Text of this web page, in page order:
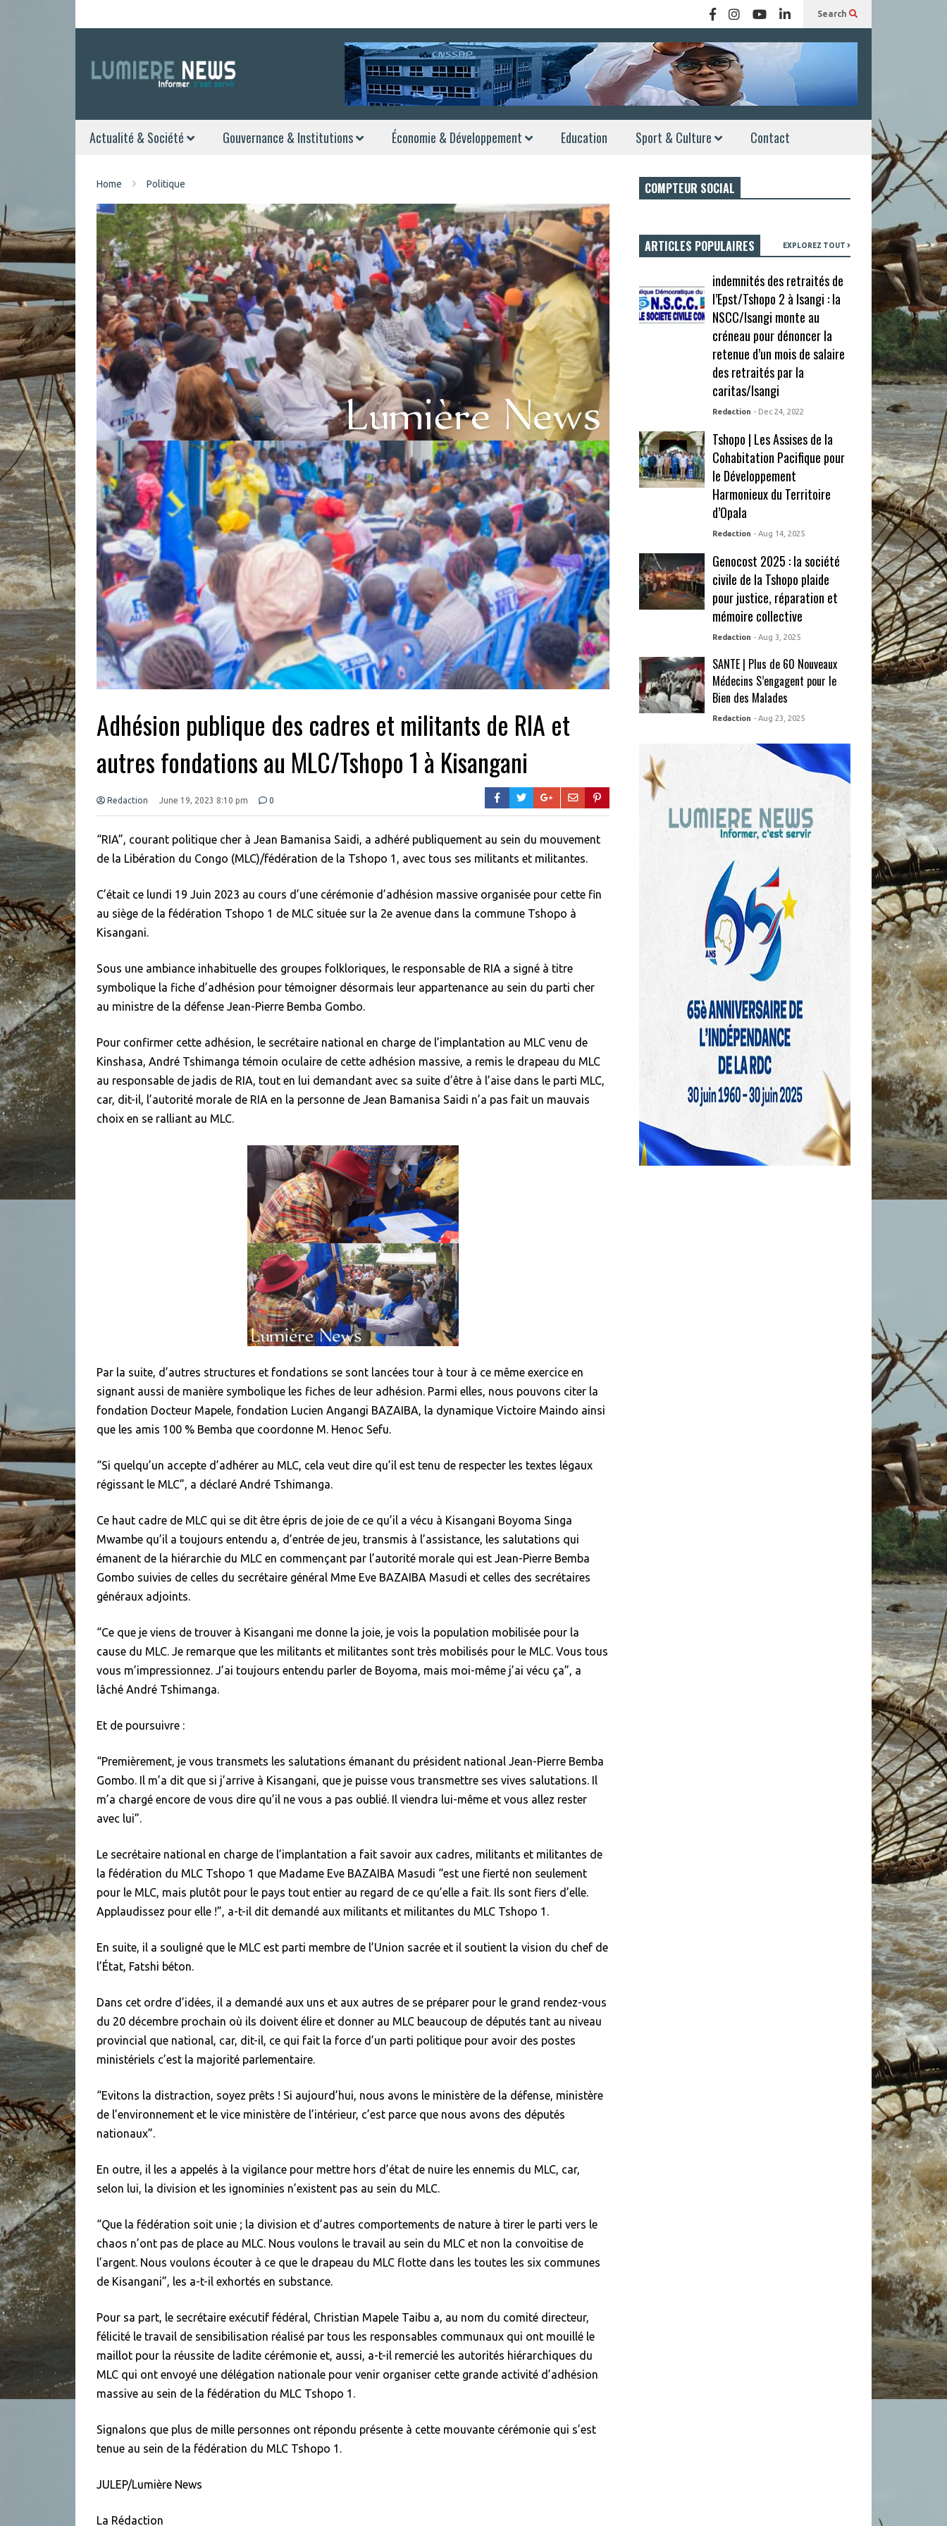
Search
Actualité & Société Gouvernance & Institutions Économie & Développement Education Sport & Culture Contact
Home Politique
Adhésion publique des cadres et militants de RIA et
autres fondations au MLC/Tshopo 1 à Kisangani
Redaction June 19, 2023 8:10 pm 0
“RIA”, courant politique cher à Jean Bamanisa Saidi, a adhéré publiquement au sein du mouvement
de la Libération du Congo (MLC)/fédération de la Tshopo 1, avec tous ses militants et militantes.
C’était ce lundi 19 Juin 2023 au cours d’une cérémonie d’adhésion massive organisée pour cette fin
au siège de la fédération Tshopo 1 de MLC située sur la 2e avenue dans la commune Tshopo à
Kisangani.
Sous une ambiance inhabituelle des groupes folkloriques, le responsable de RIA a signé à titre
symbolique la fiche d’adhésion pour témoigner désormais leur appartenance au sein du parti cher
au ministre de la défense Jean-Pierre Bemba Gombo.
Pour confirmer cette adhésion, le secrétaire national en charge de l’implantation au MLC venu de
Kinshasa, André Tshimanga témoin oculaire de cette adhésion massive, a remis le drapeau du MLC
au responsable de jadis de RIA, tout en lui demandant avec sa suite d’être à l’aise dans le parti MLC,
car, dit-il, l’autorité morale de RIA en la personne de Jean Bamanisa Saidi n’a pas fait un mauvais
choix en se ralliant au MLC.
Par la suite, d’autres structures et fondations se sont lancées tour à tour à ce même exercice en
signant aussi de manière symbolique les fiches de leur adhésion. Parmi elles, nous pouvons citer la
fondation Docteur Mapele, fondation Lucien Angangi BAZAIBA, la dynamique Victoire Maindo ainsi
que les amis 100 % Bemba que coordonne M. Henoc Sefu.
“Si quelqu’un accepte d’adhérer au MLC, cela veut dire qu’il est tenu de respecter les textes légaux
régissant le MLC”, a déclaré André Tshimanga.
Ce haut cadre de MLC qui se dit être épris de joie de ce qu’il a vécu à Kisangani Boyoma Singa
Mwambe qu’il a toujours entendu a, d’entrée de jeu, transmis à l’assistance, les salutations qui
émanent de la hiérarchie du MLC en commençant par l’autorité morale qui est Jean-Pierre Bemba
Gombo suivies de celles du secrétaire général Mme Eve BAZAIBA Masudi et celles des secrétaires
généraux adjoints.
“Ce que je viens de trouver à Kisangani me donne la joie, je vois la population mobilisée pour la
cause du MLC. Je remarque que les militants et militantes sont très mobilisés pour le MLC. Vous tous
vous m’impressionnez. J’ai toujours entendu parler de Boyoma, mais moi-même j’ai vécu ça”, a
lâché André Tshimanga.
Et de poursuivre :
“Premièrement, je vous transmets les salutations émanant du président national Jean-Pierre Bemba
Gombo. Il m’a dit que si j’arrive à Kisangani, que je puisse vous transmettre ses vives salutations. Il
m’a chargé encore de vous dire qu’il ne vous a pas oublié. Il viendra lui-même et vous allez rester
avec lui”.
Le secrétaire national en charge de l’implantation a fait savoir aux cadres, militants et militantes de
la fédération du MLC Tshopo 1 que Madame Eve BAZAIBA Masudi “est une fierté non seulement
pour le MLC, mais plutôt pour le pays tout entier au regard de ce qu’elle a fait. Ils sont fiers d’elle.
Applaudissez pour elle !”, a-t-il dit demandé aux militants et militantes du MLC Tshopo 1.
En suite, il a souligné que le MLC est parti membre de l’Union sacrée et il soutient la vision du chef de
l’État, Fatshi béton.
Dans cet ordre d’idées, il a demandé aux uns et aux autres de se préparer pour le grand rendez-vous
du 20 décembre prochain où ils doivent élire et donner au MLC beaucoup de députés tant au niveau
provincial que national, car, dit-il, ce qui fait la force d’un parti politique pour avoir des postes
ministériels c’est la majorité parlementaire.
“Evitons la distraction, soyez prêts ! Si aujourd’hui, nous avons le ministère de la défense, ministère
de l’environnement et le vice ministère de l’intérieur, c’est parce que nous avons des députés
nationaux”.
En outre, il les a appelés à la vigilance pour mettre hors d’état de nuire les ennemis du MLC, car,
selon lui, la division et les ignominies n’existent pas au sein du MLC.
“Que la fédération soit unie ; la division et d’autres comportements de nature à tirer le parti vers le
chaos n’ont pas de place au MLC. Nous voulons le travail au sein du MLC et non la convoitise de
l’argent. Nous voulons écouter à ce que le drapeau du MLC flotte dans les toutes les six communes
de Kisangani”, les a-t-il exhortés en substance.
Pour sa part, le secrétaire exécutif fédéral, Christian Mapele Taibu a, au nom du comité directeur,
félicité le travail de sensibilisation réalisé par tous les responsables communaux qui ont mouillé le
maillot pour la réussite de ladite cérémonie et, aussi, a-t-il remercié les autorités hiérarchiques du
MLC qui ont envoyé une délégation nationale pour venir organiser cette grande activité d’adhésion
massive au sein de la fédération du MLC Tshopo 1.
Signalons que plus de mille personnes ont répondu présente à cette mouvante cérémonie qui s’est
tenue au sein de la fédération du MLC Tshopo 1.
JULEP/Lumière News
La Rédaction
COMPTEUR SOCIAL
ARTICLES POPULAIRES EXPLOREZ TOUT
indemnités des retraités de
l’Epst/Tshopo 2 à Isangi : la
NSCC/Isangi monte au
créneau pour dénoncer la
retenue d’un mois de salaire
des retraités par la
caritas/Isangi
Redaction - Dec 24, 2022
Tshopo | Les Assises de la
Cohabitation Pacifique pour
le Développement
Harmonieux du Territoire
d’Opala
Redaction - Aug 14, 2025
Genocost 2025 : la société
civile de la Tshopo plaide
pour justice, réparation et
mémoire collective
Redaction - Aug 3, 2025
SANTE | Plus de 60 Nouveaux
Médecins S’engagent pour le
Bien des Malades
Redaction - Aug 23, 2025